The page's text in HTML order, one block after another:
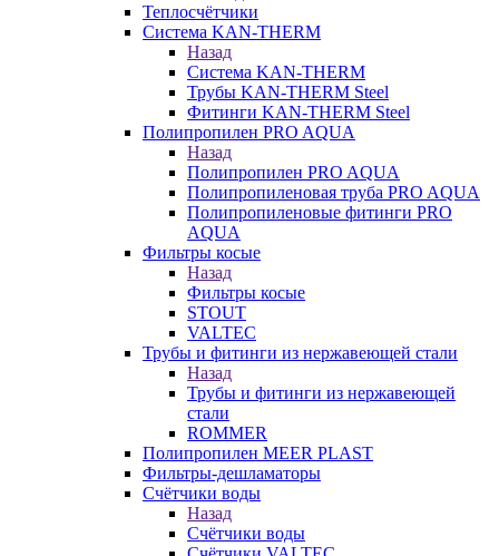
Теплосчётчики
Система KAN-THERM
Назад
Система KAN-THERM
Трубы KAN-THERM Steel
Фитинги KAN-THERM Steel
Полипропилен PRO AQUA
Назад
Полипропилен PRO AQUA
Полипропиленовая труба PRO AQUA
Полипропиленовые фитинги PRO
AQUA
Фильтры косые
Назад
Фильтры косые
STOUT
VALTEC
Трубы и фитинги из нержавеющей стали
Назад
Трубы и фитинги из нержавеющей
стали
ROMMER
Полипропилен MEER PLAST
Фильтры-дешламаторы
Счётчики воды
Назад
Счётчики воды